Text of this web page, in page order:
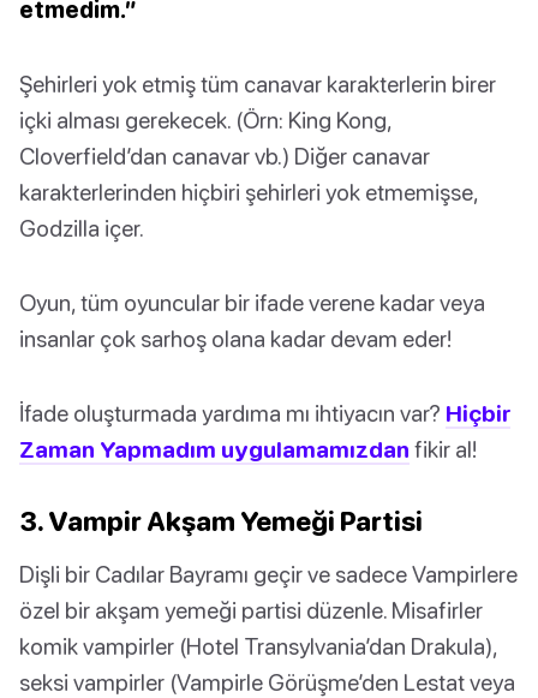
etmedim.”
Şehirleri yok etmiş tüm canavar karakterlerin birer
içki alması gerekecek. (Örn: King Kong,
Cloverfield’dan canavar vb.) Diğer canavar
karakterlerinden hiçbiri şehirleri yok etmemişse,
Godzilla içer.
Oyun, tüm oyuncular bir ifade verene kadar veya
insanlar çok sarhoş olana kadar devam eder!
İfade oluşturmada yardıma mı ihtiyacın var? Hiçbir
Zaman Yapmadım uygulamamızdan fikir al!
3. Vampir Akşam Yemeği Partisi
Dişli bir Cadılar Bayramı geçir ve sadece Vampirlere
özel bir akşam yemeği partisi düzenle. Misafirler
komik vampirler (Hotel Transylvania’dan Drakula),
seksi vampirler (Vampirle Görüşme’den Lestat veya